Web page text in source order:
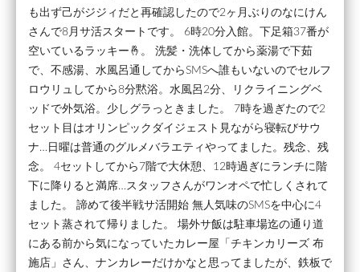
も出ず己がジジィだと再確認したので2ヶ月ぶりのなにけん
さんで8月サ活スタートです。 6時20分入館。下足箱37番が
空いているラッキー🤞。 洗髪・洗体してから薬湯で下茹
で、不感湯、水風呂通してからSMSへ誰もいないのでセルフ
ロウリュしてから8分黙浴。水風呂2分、リクライニングベ
ッドで外気浴。少しグラっときました。 7時を過ぎたので2
セット目はオリンピックダイジェスト見ながら寝転びサウ
ナ…日曜は普通のグルメバラエティやってました。残念、残
念。 4セットしてから7階で大休憩、12時過ぎにランチに階
下に降りると満席…スタッフさんがワンオペで忙しくされて
ました。 諦めて後半戦サ活開始 無人気味のSMSを中心に4
セット蒸されて帰りました。 場外サ飯は駐車場迄の通り道
にある前から気になっていたカレー屋「チキンカリーズ 布
施店」さん、ナンカレーだけかなと思ってましたが、鉄板で